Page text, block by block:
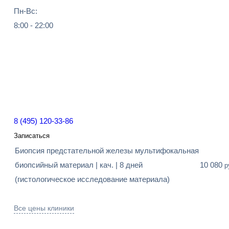
Пн-Вс:
8:00 - 22:00
8 (495) 120-33-86
Записаться
Биопсия предстательной железы мультифокальная
биопсийный материал | кач. | 8 дней
(гистологическое исследование материала)
10 080
Все цены клиники